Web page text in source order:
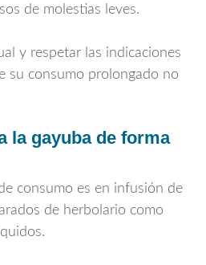
de molestias leves.
y respetar las indicaciones
su consumo prolongado no
la gayuba de forma
consumo es en infusión de
de herbolario como